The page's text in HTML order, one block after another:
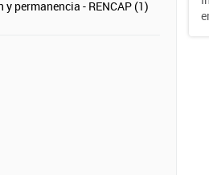
permanencia - RENCAP (1)